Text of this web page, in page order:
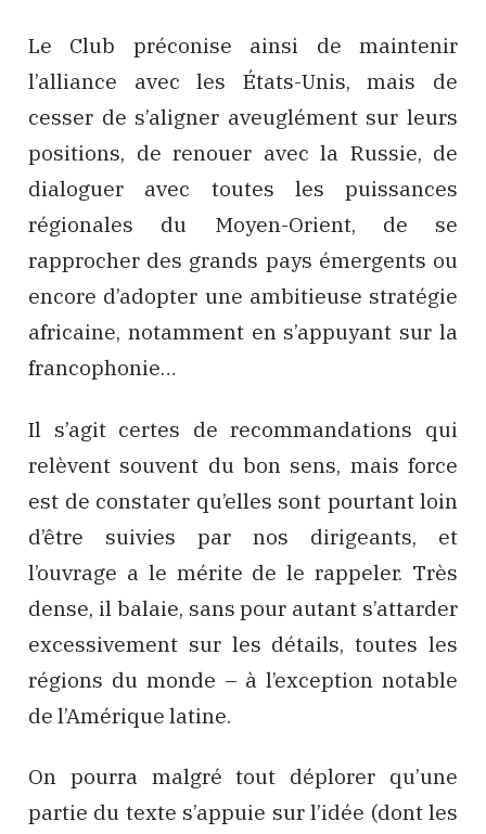
Le Club préconise ainsi de maintenir
l’alliance avec les États-Unis, mais de
cesser de s’aligner aveuglément sur leurs
positions, de renouer avec la Russie, de
dialoguer avec toutes les puissances
régionales du Moyen-Orient, de se
rapprocher des grands pays émergents ou
encore d’adopter une ambitieuse stratégie
africaine, notamment en s’appuyant sur la
francophonie…
Il s’agit certes de recommandations qui
relèvent souvent du bon sens, mais force
est de constater qu’elles sont pourtant loin
d’être suivies par nos dirigeants, et
l’ouvrage a le mérite de le rappeler. Très
dense, il balaie, sans pour autant s’attarder
excessivement sur les détails, toutes les
régions du monde – à l’exception notable
de l’Amérique latine.
On pourra malgré tout déplorer qu’une
partie du texte s’appuie sur l’idée (dont les